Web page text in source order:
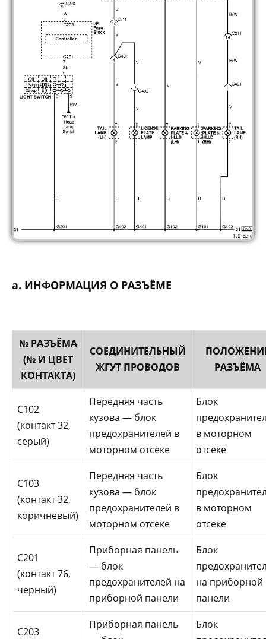
а. ИНФОРМАЦИЯ О РАЗЪЁМЕ
№ РАЗЪЁМА
(№ И ЦВЕТ
КОНТАКТА)
СОЕДИНИТЕЛЬНЫЙ
ЖГУТ ПРОВОДОВ
РАЗЪЁМА
С102
(контакт 32,
серый)
Передняя часть
кузова — блок
предохранителей в
моторном отсеке
Блок
в моторном
отсеке
C103
(контакт 32,
коричневый)
Передняя часть
кузова — блок
предохранителей в
моторном отсеке
Блок
в моторном
отсеке
С201
(контакт 76,
черный)
Приборная панель
— блок
предохранителей на
приборной панели
Блок
на приборной
панели
С203
Приборная панель
Блок